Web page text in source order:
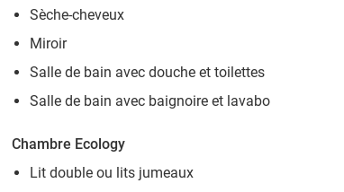
Sèche-cheveux
Miroir
Salle de bain avec douche et toilettes
Salle de bain avec baignoire et lavabo
Chambre Ecology
Lit double ou lits jumeaux